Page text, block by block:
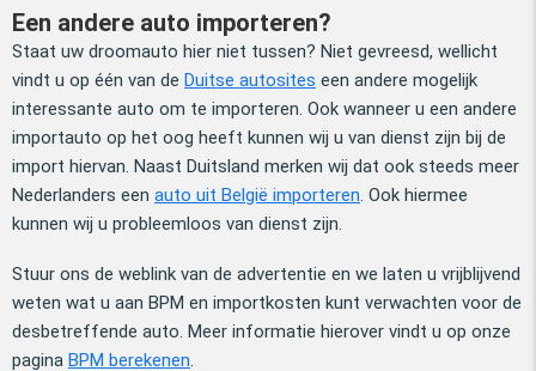
Een andere auto importeren?
Staat uw droomauto hier niet tussen? Niet gevreesd, wellicht
vindt u op één van de Duitse autosites een andere mogelijk
interessante auto om te importeren. Ook wanneer u een andere
importauto op het oog heeft kunnen wij u van dienst zijn bij de
import hiervan. Naast Duitsland merken wij dat ook steeds meer
Nederlanders een auto uit België importeren . Ook hiermee
kunnen wij u probleemloos van dienst zijn.
Stuur ons de weblink van de advertentie en we laten u vrijblijvend
weten wat u aan BPM en importkosten kunt verwachten voor de
desbetreffende auto. Meer informatie hierover vindt u op onze
pagina BPM berekenen